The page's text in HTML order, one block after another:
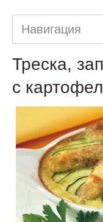
Навигация
Треска,
с